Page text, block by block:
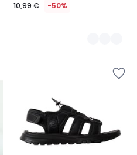
10,99 € -50%